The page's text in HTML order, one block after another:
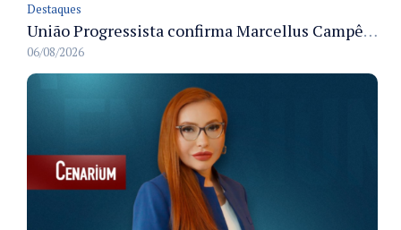
Destaques
União Progressista confirma Marcellus Campêlo como candidato a deputado estadual
06/08/2026